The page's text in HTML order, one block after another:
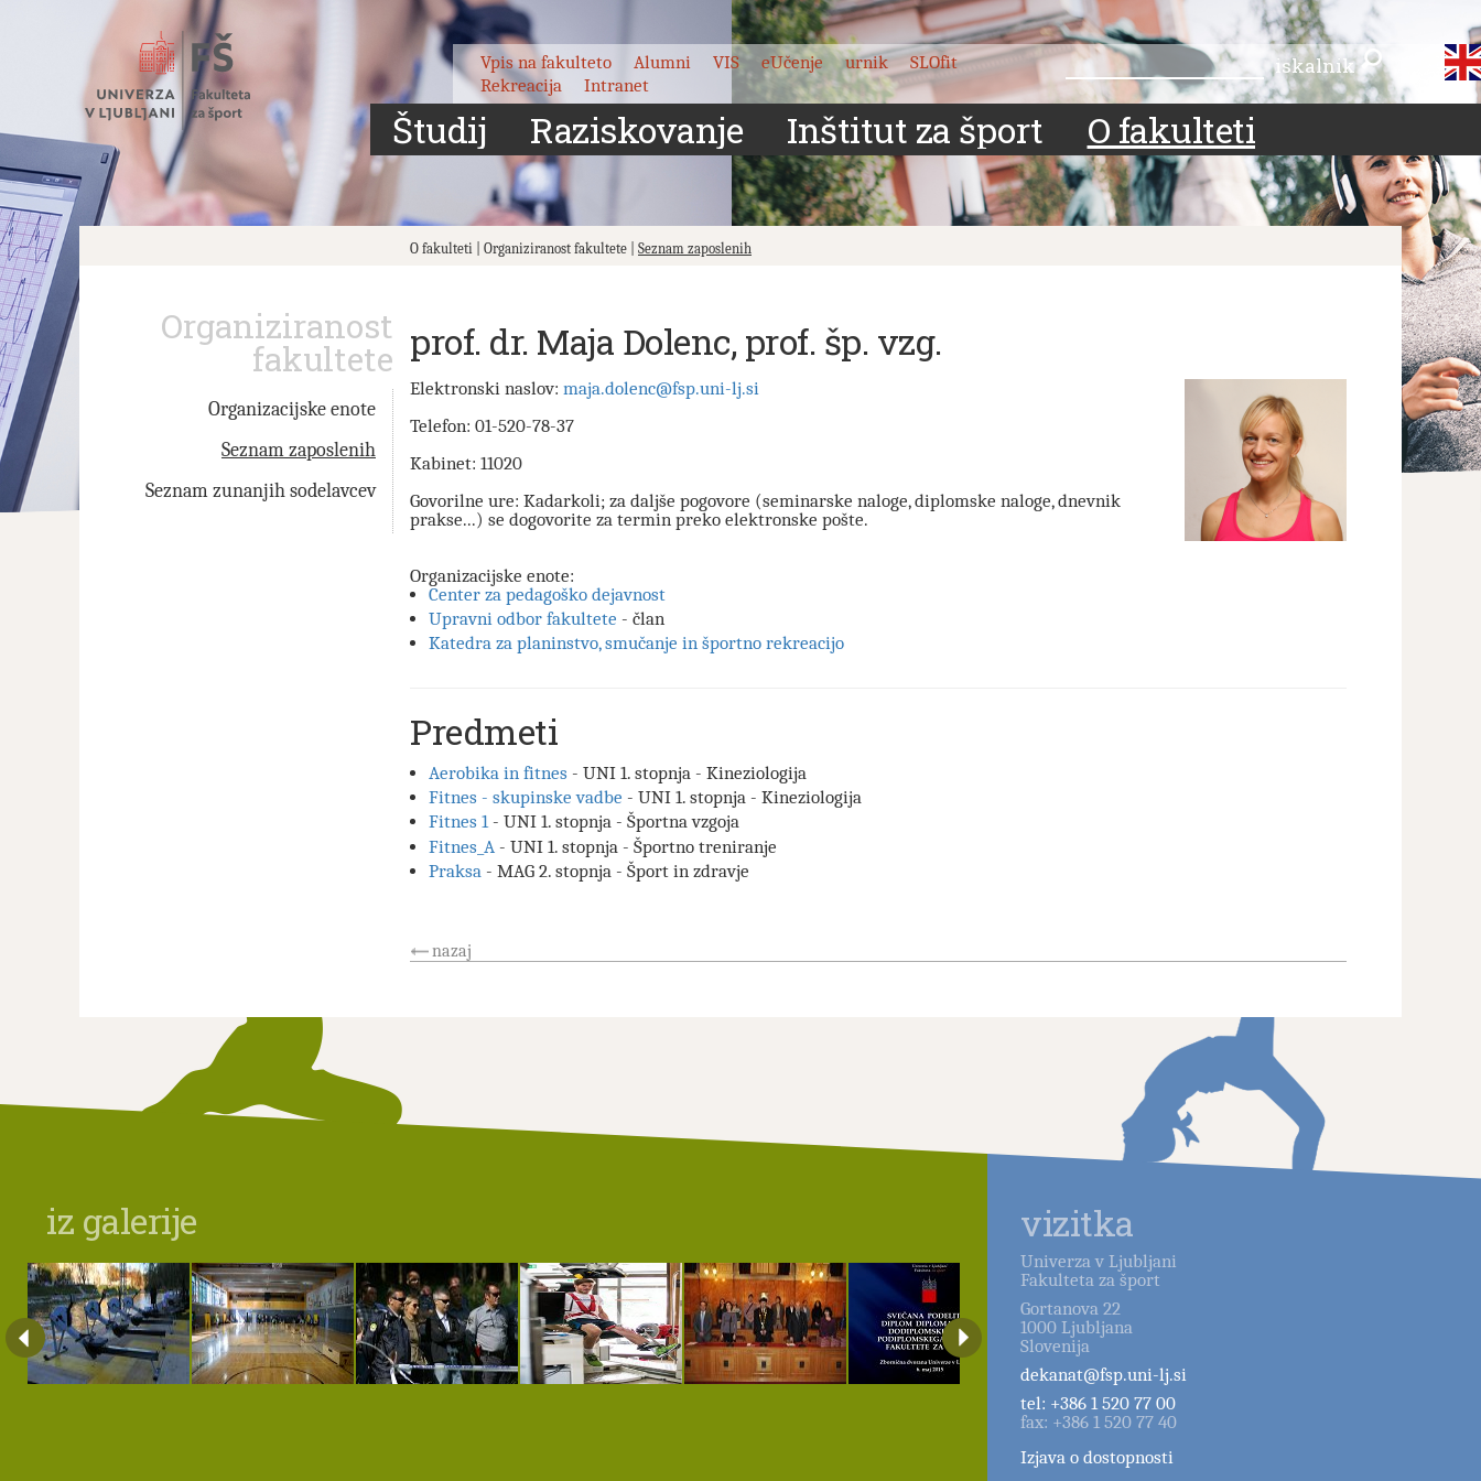
Vpis na fakulteto Alumni VIS eUčenje urnik
SLOfit
Rekreacija
Intranet
iskalnik iskalnik
Študij Raziskovanje Inštitut za šport O fakulteti
O fakulteti | Organiziranost fakultete | Seznam zaposlenih
Organiziranost
fakultete
Organizacijske enote
Seznam zaposlenih
Seznam zunanjih sodelavcev
prof. dr. Maja Dolenc, prof. šp. vzg.
Elektronski naslov: maja.dolenc@fsp.uni-lj.si
Telefon: 01-520-78-37
Kabinet: 11020
Govorilne ure: Kadarkoli; za daljše pogovore (seminarske naloge, diplomske naloge, dnevnik
prakse...) se dogovorite za termin preko elektronske pošte.
Organizacijske enote:
Center za pedagoško dejavnost
Upravni odbor fakultete - član
Katedra za planinstvo, smučanje in športno rekreacijo
Predmeti
Aerobika in fitnes - UNI 1. stopnja - Kineziologija
Fitnes - skupinske vadbe - UNI 1. stopnja - Kineziologija
Fitnes 1- UNI 1. stopnja - Športna vzgoja
Fitnes_A - UNI 1. stopnja - Športno treniranje
Praksa - MAG 2. stopnja - Šport in zdravje
nazaj
iz galerije vizitka
Univerza v Ljubljani
Fakulteta za šport
Gortanova 22
1000 Ljubljana
Slovenija
dekanat@fsp.uni-lj.si
tel: +386 1 520 77 00
fax: +386 1 520 77 40
Izjava o dostopnosti